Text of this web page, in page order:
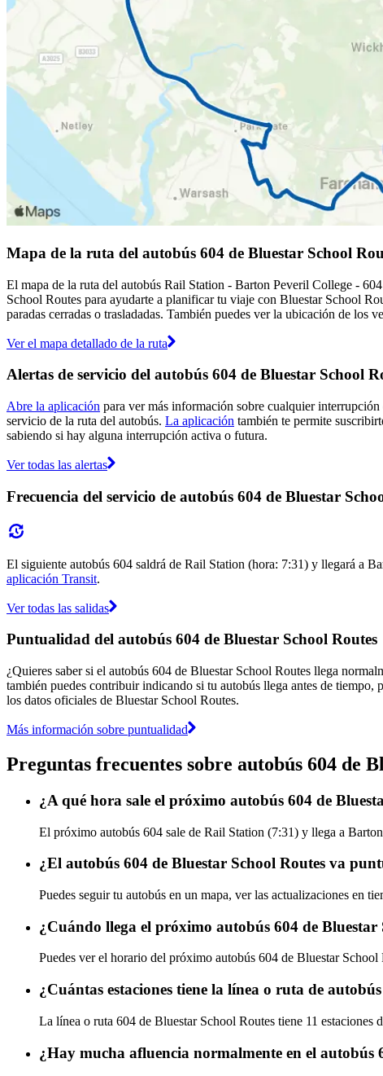
Mapa de la ruta del autobús 604 de Bluestar School
El mapa de la ruta del autobús Rail Station - Barton Peveril College -
School Routes para ayudarte a planificar tu viaje con Bluestar School
paradas cerradas o trasladadas. También puedes ver la ubicación de los
Ver el mapa detallado de la ruta
Alertas de servicio del autobús 604 de Bluestar School
Abre la aplicación para ver más información sobre cualquier
servicio de la ruta del autobús. La aplicación también te permite
sabiendo si hay alguna interrupción activa o futura.
Ver todas las alertas
Frecuencia del servicio de autobús 604 de Bluestar
El siguiente autobús 604 saldrá de Rail Station (hora: 7:31) y llegará a
aplicación Transit.
Ver todas las salidas
Puntualidad del autobús 604 de Bluestar School Routes
¿Quieres saber si el autobús 604 de Bluestar School Routes llega
también puedes contribuir indicando si tu autobús llega antes de tiempo,
los datos oficiales de Bluestar School Routes.
Más información sobre puntualidad
Preguntas frecuentes sobre autobús 604 de
¿A qué hora sale el próximo autobús 604 de
El próximo autobús 604 sale de Rail Station (7:31) y llega a
¿El autobús 604 de Bluestar School Routes va
Puedes seguir tu autobús en un mapa, ver las actualizaciones en
¿Cuándo llega el próximo autobús 604 de Bluestar
Puedes ver el horario del próximo autobús 604 de Bluestar School
¿Cuántas estaciones tiene la línea o ruta de
La línea o ruta 604 de Bluestar School Routes tiene 11 estaciones
¿Hay mucha afluencia normalmente en el autobús